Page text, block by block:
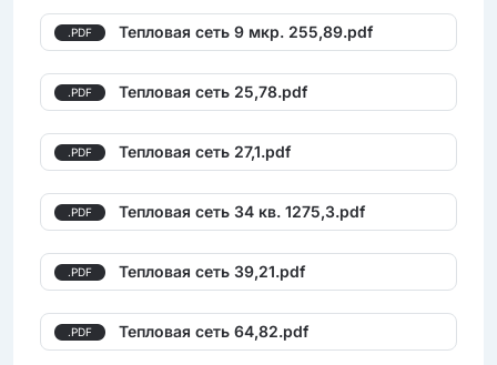
.PDF Тепловая сеть 9 мкр. 255,89.pdf
.PDF Тепловая сеть 25,78.pdf
.PDF Тепловая сеть 27,1.pdf
.PDF Тепловая сеть 34 кв. 1275,3.pdf
.PDF Тепловая сеть 39,21.pdf
.PDF Тепловая сеть 64,82.pdf